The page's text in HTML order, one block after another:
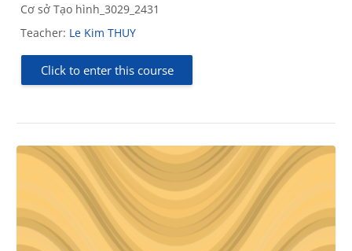
Cơ sở Tạo hình_3029_2431
Teacher: Le Kim THUY
Click to enter this course